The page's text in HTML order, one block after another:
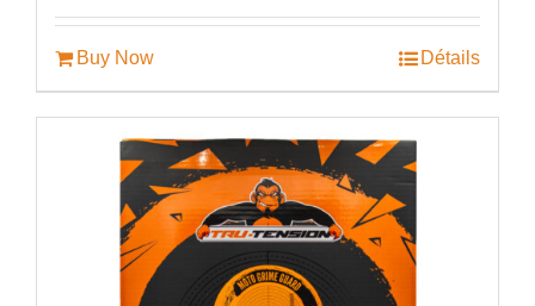
était :
€52.50.
est :
Buy Now Détails